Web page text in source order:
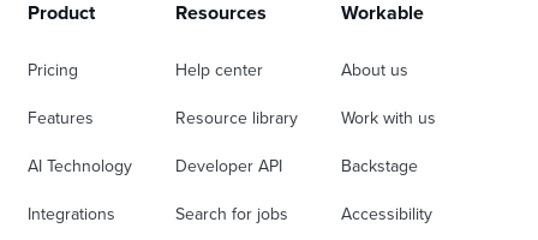
Product
Pricing
Features
AI Technology
Integrations
Resources
Help center
Resource library
Developer API
Search for jobs
Workable
About us
Work with us
Backstage
Accessibility